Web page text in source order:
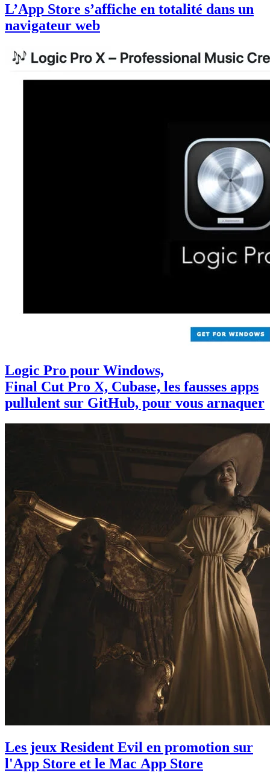
L’App Store s’affiche en totalité dans un
navigateur web
Logic Pro pour Windows,
Final Cut Pro X, Cubase, les fausses apps
pullulent sur GitHub, pour vous arnaquer
Les jeux Resident Evil en promotion sur
l'App Store et le Mac App Store